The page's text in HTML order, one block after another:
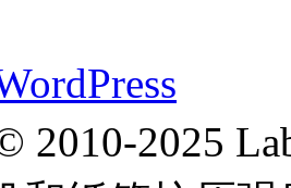
2010-2025